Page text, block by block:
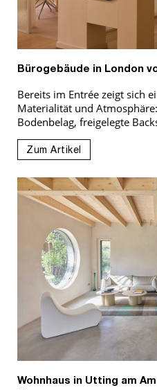
Bürogebäude in London
Bereits im Entrée zeigt sich
Materialität und
Bodenbelag, freigelegte
Zum Artikel
Wohnhaus in Utting am